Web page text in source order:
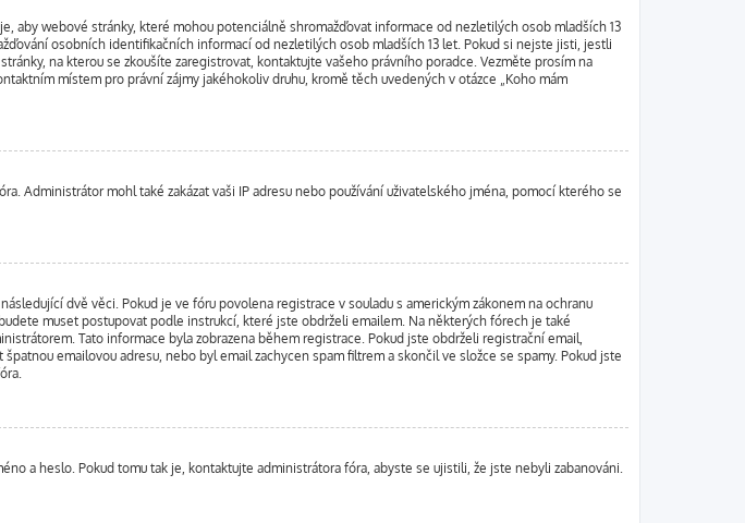
aby webové stránky, které mohou potenciálně shromažďovat informace od nezletilých osob mladších 13
osobních identifikačních informací od nezletilých osob mladších 13 let. Pokud si nejste jisti, jestli
na kterou se zkoušíte zaregistrovat, kontaktujte vašeho právního poradce. Vezměte prosím na
místem pro právní zájmy jakéhokoliv druhu, kromě těch uvedených v otázce „Koho mám
Administrátor mohl také zakázat vaši IP adresu nebo používání uživatelského jména, pomocí kterého se
dvě věci. Pokud je ve fóru povolena registrace v souladu s americkým zákonem na ochranu
muset postupovat podle instrukcí, které jste obdrželi emailem. Na některých fórech je také
Tato informace byla zobrazena během registrace. Pokud jste obdrželi registrační email,
emailovou adresu, nebo byl email zachycen spam filtrem a skončil ve složce se spamy. Pokud jste
a heslo. Pokud tomu tak je, kontaktujte administrátora fóra, abyste se ujistili, že jste nebyli zabanováni.